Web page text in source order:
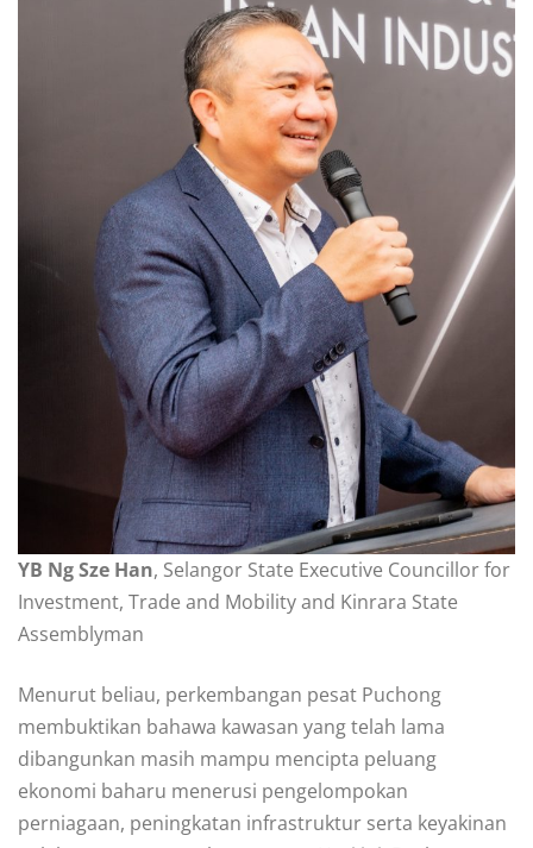
YB Ng Sze Han, Selangor State Executive Councillor for
Investment, Trade and Mobility and Kinrara State
Assemblyman
Menurut beliau, perkembangan pesat Puchong
membuktikan bahawa kawasan yang telah lama
dibangunkan masih mampu mencipta peluang
ekonomi baharu menerusi pengelompokan
perniagaan, peningkatan infrastruktur serta keyakinan